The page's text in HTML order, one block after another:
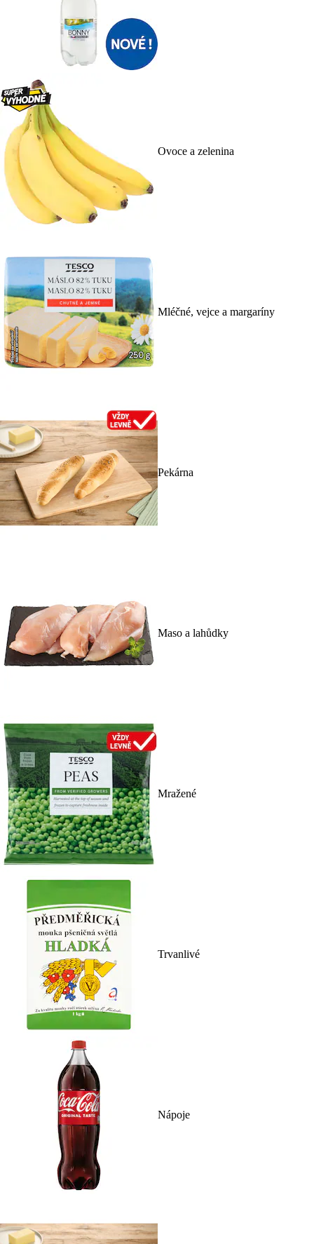
Ovoce a zelenina
Mléčné, vejce a margaríny
Pekárna
Maso a lahůdky
Mražené
Trvanlivé
Nápoje